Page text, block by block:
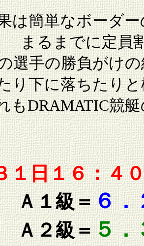
は簡単なボーダ
まるまでに定員
選手の勝負がけ
り下に落ちたり
もDRAMATIC競
１日１６：４
Ａ１級＝６．
Ａ２級＝５．